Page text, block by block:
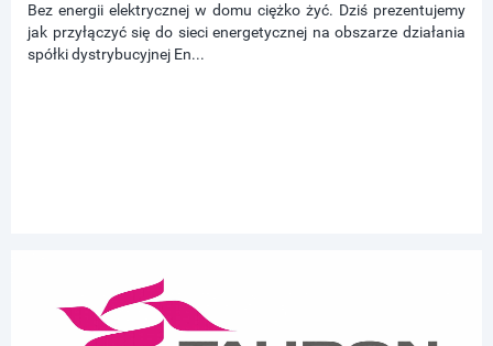
Bez energii elektrycznej w domu ciężko żyć. Dziś prezentujemy
jak przyłączyć się do sieci energetycznej na obszarze działania
spółki dystrybucyjnej En...